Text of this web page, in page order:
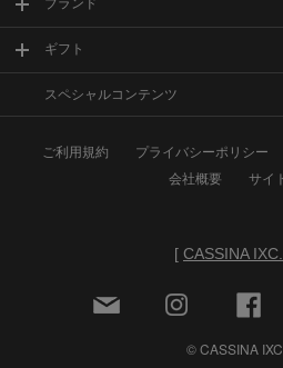
ブランド
ギフト
スペシャルコンテンツ
ご利用規約 プライバシーポリシー
会社概要
サイ
[ CASSINA
© CASSINA